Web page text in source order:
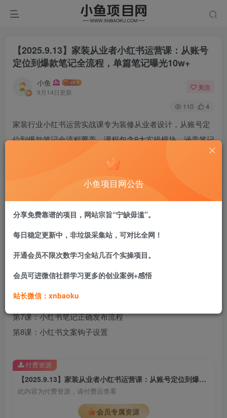
【2025.9.13】家装从业者小红书运营课：从账号
定位到爆款笔记全流程，单篇笔记曝光10w+
小鱼
9月14日更新
关注
110 4
家装行业小红书运营实战课专为装修从业者设计，从账号定
位到爆款笔记全流程覆盖。课程包含8大实操模块，涵盖笔记
制作、视频剪辑、文案钩子等核心技能，帮助学员实现单篇
笔记曝光10w+，精准客户转化率提升200%，打造月均5万
+的家装行业流量变现体系。
课程目录：
第2课：小红书账号定位+基础设置
第3课：账号内容框架搭建
第4课：图文笔记制作实操
第6课：零基础封面制作实操
第7课：小红书笔记正确发布流程
第8课：小红书文案钩子设置
【2025.9.13】家装从业者小红书运营课：从账号定位到爆款笔记全流程，单篇笔记曝光10w+
此内容为付费资源，请付费后查看
会员专属资源
付费资源
小鱼项目网公告
分享免费靠谱的项目，网站宗旨“宁缺毋滥”。
每日稳定更新中，非垃圾采集站，可对比全网！
开通会员不限次数学习全站几百个实操项目。
会员可进微信社群学习更多的创业案例+感悟
站长微信：xnbaoku